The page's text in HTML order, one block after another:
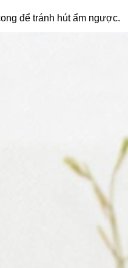
để tránh hút ẩm ngược.